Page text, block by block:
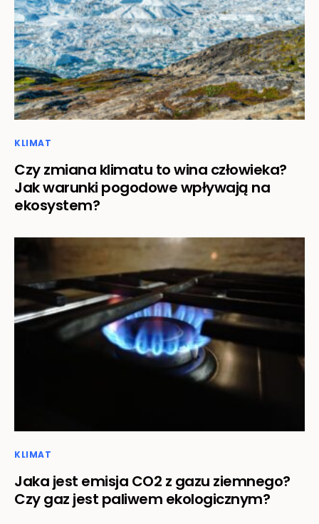
KLIMAT
Czy zmiana klimatu to wina człowieka?
Jak warunki pogodowe wpływają na
ekosystem?
KLIMAT
Jaka jest emisja CO2 z gazu ziemnego?
Czy gaz jest paliwem ekologicznym?